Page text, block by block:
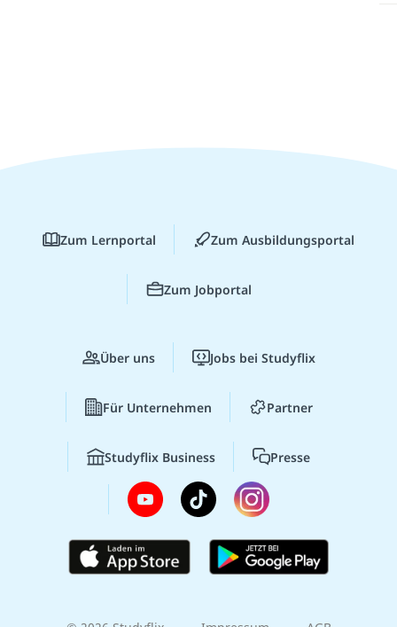
Zum Lernportal Zum Ausbildungsportal
Zum Jobportal
Über uns Jobs bei Studyflix
Für Unternehmen Partner
Studyflix Business Presse